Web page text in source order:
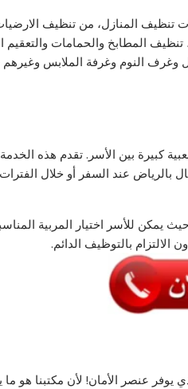
المنازل، من تنظيف
تنظيف المطابخ والحمامات
النوم وغرفة الملابس وغيرهم
كبيرة بين الأسر. تقدم هذه الخدمة
بالرياض عند السفر أو خلال
يمكن للأسر اختيار المربية
الالتزام بالتوظيف الدائم.
عنصر الأمان! لأن مكتبنا هو ما